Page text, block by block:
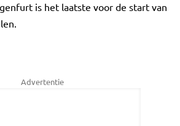
is het laatste voor de start van
Advertentie